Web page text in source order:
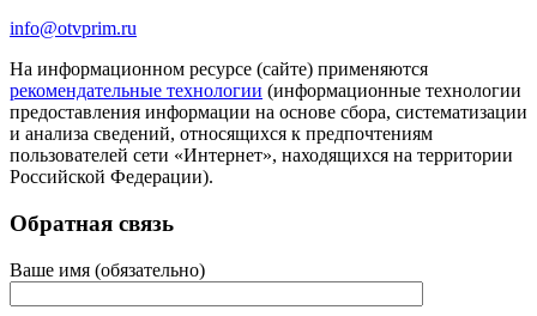
info@otvprim.ru
На информационном ресурсе (сайте) применяются
рекомендательные технологии (информационные технологии
предоставления информации на основе сбора, систематизации
и анализа сведений, относящихся к предпочтениям
пользователей сети «Интернет», находящихся на территории
Российской Федерации).
Обратная связь
Ваше имя (обязательно)